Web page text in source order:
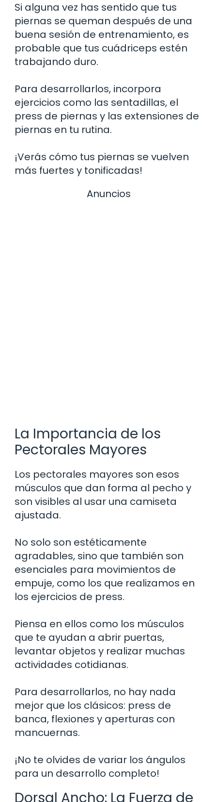
Si alguna vez has sentido que tus
piernas se queman después de una
buena sesión de entrenamiento, es
probable que tus cuádriceps estén
trabajando duro.
Para desarrollarlos, incorpora
ejercicios como las sentadillas, el
press de piernas y las extensiones de
piernas en tu rutina.
¡Verás cómo tus piernas se vuelven
más fuertes y tonificadas!
Anuncios
La Importancia de los
Pectorales Mayores
Los pectorales mayores son esos
músculos que dan forma al pecho y
son visibles al usar una camiseta
ajustada.
No solo son estéticamente
agradables, sino que también son
esenciales para movimientos de
empuje, como los que realizamos en
los ejercicios de press.
Piensa en ellos como los músculos
que te ayudan a abrir puertas,
levantar objetos y realizar muchas
actividades cotidianas.
Para desarrollarlos, no hay nada
mejor que los clásicos: press de
banca, flexiones y aperturas con
mancuernas.
¡No te olvides de variar los ángulos
para un desarrollo completo!
Dorsal Ancho: La Fuerza de